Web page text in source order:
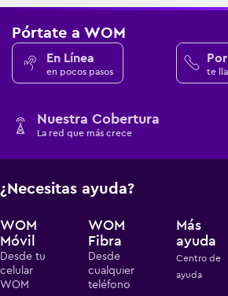
Pórtate a WOM
En Línea
en pocos pasos te
Nuestra Cobertura
La red que más crece
¿Necesitas ayuda?
WOM
Móvil
Desde tu
celular
WOM
WOM
Fibra
Desde
cualquier
teléfono
Más
ayuda
Centro de
ayuda